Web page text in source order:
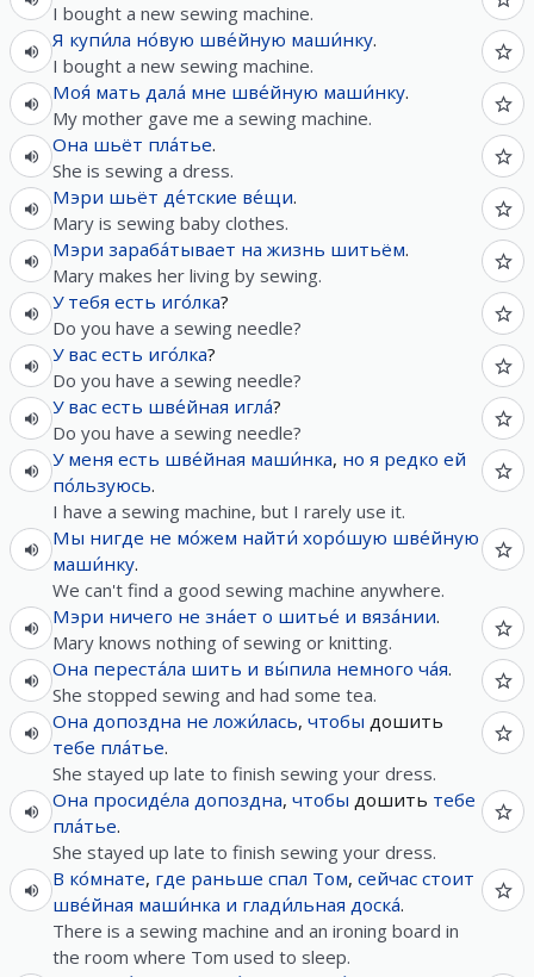
I bought a new sewing machine.
Я купи́ла но́вую шве́йную маши́нку.
I bought a new sewing machine.
Моя́ мать дала́ мне шве́йную маши́нку.
My mother gave me a sewing machine.
Она шьёт пла́тье.
She is sewing a dress.
Мэри шьёт де́тские ве́щи.
Mary is sewing baby clothes.
Мэри зараба́тывает на жизнь шитьём.
Mary makes her living by sewing.
У тебя есть иго́лка?
Do you have a sewing needle?
У вас есть иго́лка?
Do you have a sewing needle?
У вас есть шве́йная игла́?
Do you have a sewing needle?
У меня есть шве́йная маши́нка, но я редко ей
по́льзуюсь.
I have a sewing machine, but I rarely use it.
Мы нигде не мо́жем найти́ хоро́шую шве́йную
маши́нку.
We can't find a good sewing machine anywhere.
Мэри ничего не зна́ет о шитье́ и вяза́нии.
Mary knows nothing of sewing or knitting.
Она переста́ла шить и вы́пила немного ча́я.
She stopped sewing and had some tea.
Она допоздна не ложи́лась, чтобы дошить
тебе пла́тье.
She stayed up late to finish sewing your dress.
Она просиде́ла допоздна, чтобы дошить тебе
пла́тье.
She stayed up late to finish sewing your dress.
В ко́мнате, где раньше спал Том, сейчас стоит
шве́йная маши́нка и глади́льная доска́.
There is a sewing machine and an ironing board in
the room where Tom used to sleep.